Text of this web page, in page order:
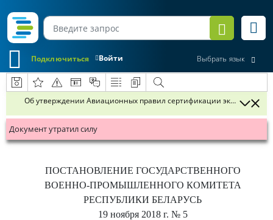
Войти
Подключиться Выбрать язык
Об утверждении Авиационных правил сертификации
Документ утратил силу
ПОСТАНОВЛЕНИЕ ГОСУДАРСТВЕННОГО
ВОЕННО-ПРОМЫШЛЕННОГО КОМИТЕТА
РЕСПУБЛИКИ БЕЛАРУСЬ
19 ноября 2018 г. № 5